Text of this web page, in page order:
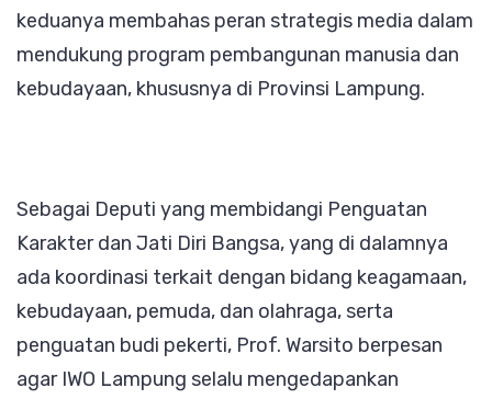
keduanya membahas peran strategis media dalam
mendukung program pembangunan manusia dan
kebudayaan, khususnya di Provinsi Lampung.
Sebagai Deputi yang membidangi Penguatan
Karakter dan Jati Diri Bangsa, yang di dalamnya
ada koordinasi terkait dengan bidang keagamaan,
kebudayaan, pemuda, dan olahraga, serta
penguatan budi pekerti, Prof. Warsito berpesan
agar IWO Lampung selalu mengedapankan